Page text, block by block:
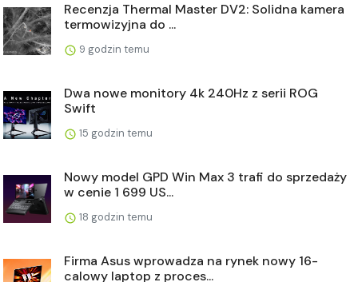
Recenzja Thermal Master DV2: Solidna kamera
termowizyjna do ...
9 godzin temu
Dwa nowe monitory 4k 240Hz z serii ROG
Swift
15 godzin temu
Nowy model GPD Win Max 3 trafi do sprzedaży
w cenie 1 699 US...
18 godzin temu
Firma Asus wprowadza na rynek nowy 16-
calowy laptop z proces...